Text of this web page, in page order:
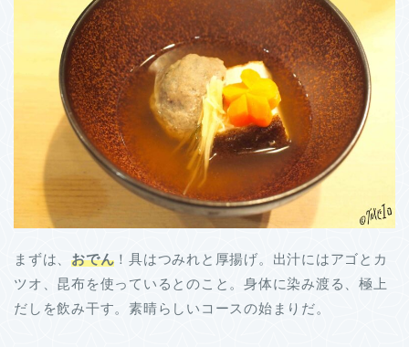
まずは、おでん ！具はつみれと厚揚げ。出汁にはアゴとカ
ツオ、昆布を使っているとのこと。身体に染み渡る、極上
だしを飲み干す。素晴らしいコースの始まりだ。